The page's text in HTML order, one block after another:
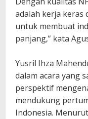
adalah kerja keras
untuk membuat
panjang,” kata
Yusril Ihza
dalam acara yang
perspektif
mendukung
Indonesia.